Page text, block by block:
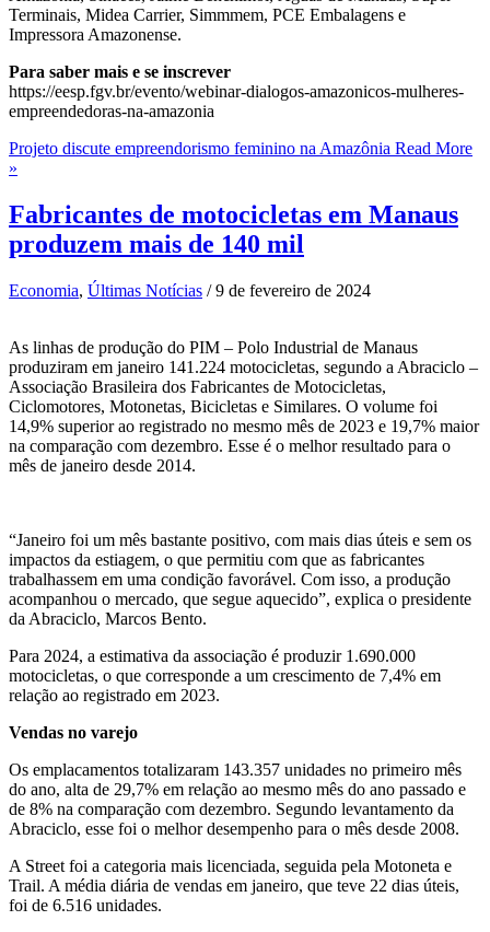
Terminais, Midea Carrier, Simmmem, PCE Embalagens e
Impressora Amazonense.
Para saber mais e se inscrever
https://eesp.fgv.br/evento/webinar-dialogos-amazonicos-mulheres-
empreendedoras-na-amazonia
Projeto discute empreendorismo feminino na Amazônia Read More
»
Fabricantes de motocicletas em Manaus
produzem mais de 140 mil
Economia, Últimas Notícias /9 de fevereiro de 2024
As linhas de produção do PIM – Polo Industrial de Manaus
produziram em janeiro 141.224 motocicletas, segundo a Abraciclo –
Associação Brasileira dos Fabricantes de Motocicletas,
Ciclomotores, Motonetas, Bicicletas e Similares. O volume foi
14,9% superior ao registrado no mesmo mês de 2023 e 19,7% maior
na comparação com dezembro. Esse é o melhor resultado para o
mês de janeiro desde 2014.
“Janeiro foi um mês bastante positivo, com mais dias úteis e sem os
impactos da estiagem, o que permitiu com que as fabricantes
trabalhassem em uma condição favorável. Com isso, a produção
acompanhou o mercado, que segue aquecido”, explica o presidente
da Abraciclo, Marcos Bento.
Para 2024, a estimativa da associação é produzir 1.690.000
motocicletas, o que corresponde a um crescimento de 7,4% em
relação ao registrado em 2023.
Vendas no varejo
Os emplacamentos totalizaram 143.357 unidades no primeiro mês
do ano, alta de 29,7% em relação ao mesmo mês do ano passado e
de 8% na comparação com dezembro. Segundo levantamento da
Abraciclo, esse foi o melhor desempenho para o mês desde 2008.
A Street foi a categoria mais licenciada, seguida pela Motoneta e
Trail. A média diária de vendas em janeiro, que teve 22 dias úteis,
foi de 6.516 unidades.